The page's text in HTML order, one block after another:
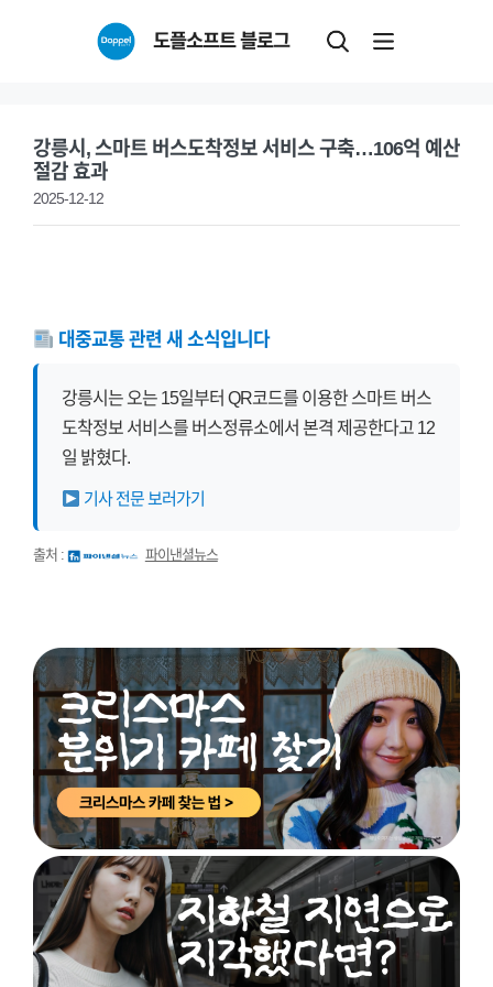
도플소프트 블로그
강릉시, 스마트 버스도착정보 서비스 구축…106억 예산
절감 효과
2025-12-12
대중교통 관련 새 소식입니다
강릉시는 오는 15일부터 QR코드를 이용한 스마트 버스
도착정보 서비스를 버스정류소에서 본격 제공한다고 12
일 밝혔다.
기사 전문 보러가기
출처 : 파이낸셜뉴스